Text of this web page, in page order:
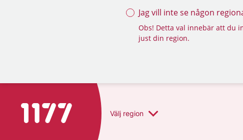
Jag vill inte se någon
Obs! Detta val innebär att du
just din region.
Till startsidan för 1177 Välj region